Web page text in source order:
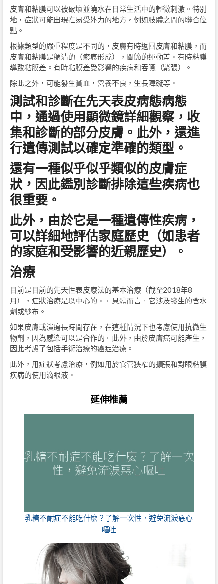
皮膚和粘膜可以被破壞並澆水在日常生活中的輕微刺激。特別
地，症狀可能出現在易受外力的地方，例如肢體之間的聯合位
點。
根據類型的嚴重程度是不同的，皮膚有時返回皮膚和粘膜，而
皮膚和粘膜是稠清的（瘢痕形成），關節的運動差。有時粘膜
導致粘膜差。有時粘膜差受影響的疾病和吞嚥（緊張）。
除此之外，可能發生貧血，營養不良，生長障礙等。
測試和診斷在先天表皮病態病態
中，通過使用顯微鏡詳細觀察，收
集和診斷的部分皮膚。此外，還進
行遺傳測試以確定準確的類型。
還有一種似乎似乎類似的皮膚症
狀，因此鑑別診斷排除這些疾病也
很重要。
此外，由於它是一種遺傳性疾病，
可以詳細地評估家庭歷史（如患者
的家庭和受影響的近親歷史）。
治療
目前是目前的先天性表皮療法的基本治療（截至2018年8
月），症狀治療是以中心的。。具體而言，它涉及發生的含水
劑或紗布。
如果皮膚或潰瘍長時間存在，在這種情況下也考慮使用抗微生
物劑，因為感染可以是合作的。此外，由於皮膚癌可能產生，
因此考慮了包括手術治療的癌症治療。
此外，用症狀考慮治療，例如用於食管狹窄的擴張和對眼粘膜
疾病的使用滴眼液。
延伸推薦
乳糖不耐症不能吃什麼？了解一次性，避免流淚惡心
嘔吐